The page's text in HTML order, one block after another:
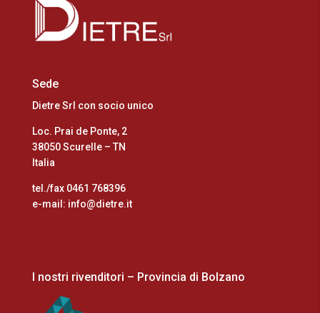
Sede
Dietre Srl con socio unico
Loc. Prai de Ponte, 2
38050 Scurelle – TN
Italia
tel./fax 0461 768396
e-mail: info@dietre.it
I nostri rivenditori – Provincia di Bolzano